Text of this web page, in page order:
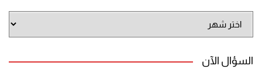
الموقع
السؤال الآن